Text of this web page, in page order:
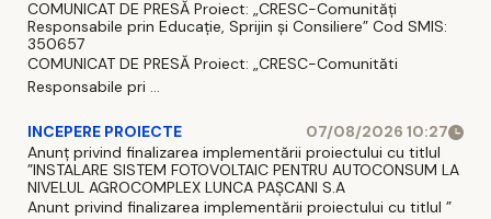
COMUNICAT DE PRESĂ Proiect: „CRESC-Comunități
Responsabile prin Educație, Sprijin și Consiliere” Cod SMIS:
350657
COMUNICAT DE PRESĂ Proiect: „CRESC-Comunităti
Responsabile pri ...
INCEPERE PROIECTE
07/08/2026 10:27
Anunț privind finalizarea implementării proiectului cu titlul
”INSTALARE SISTEM FOTOVOLTAIC PENTRU AUTOCONSUM LA
NIVELUL AGROCOMPLEX LUNCA PAȘCANI S.A
Anunt privind finalizarea implementării proiectului cu titlul ”